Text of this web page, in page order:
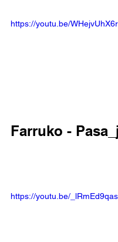
https://youtu.be/
Farruko -
https://youtu.be/